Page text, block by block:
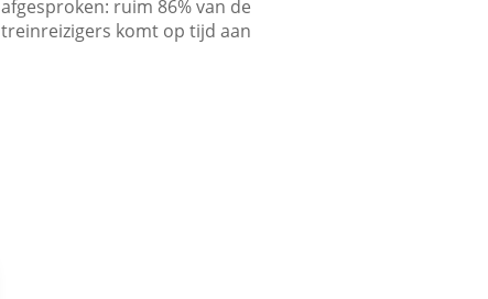
afgesproken: ruim 86% van de
treinreizigers komt op tijd aan